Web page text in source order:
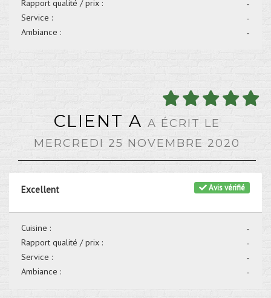
-
Rapport qualité / prix :
-
Service :
-
Ambiance :
CLIENT A A ÉCRIT LE
MERCREDI 25 NOVEMBRE 2020
Avis vérifié
Excellent
-
Cuisine :
-
Rapport qualité / prix :
-
Service :
-
Ambiance :